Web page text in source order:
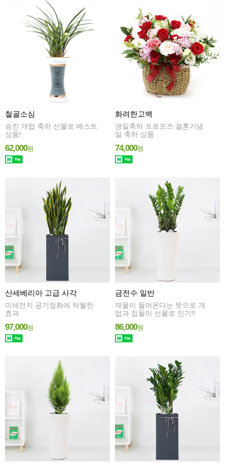
철골소심
승진 개업 축하 선물로 베스트
상품!
62,000원
화려한고백
생일축하 프로포즈 결혼기념
일 축하 상품
74,000원
산세베리아 고급 사각
미세먼지 공기정화에 탁월한
효과
97,000원
금전수 일반
재물이 들어온다는 뜻으로 개
업과 집들이 선물로 인기!!
86,000원